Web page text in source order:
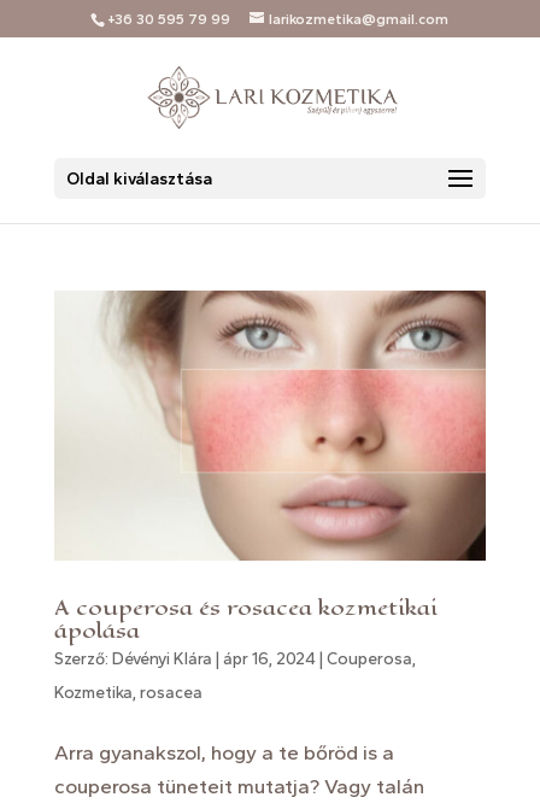
+36 30 595 79 99 larikozmetika@gmail.com
Oldal kiválasztása
A couperosa és rosacea kozmetikai
ápolása
Szerző: Dévényi Klára | ápr 16, 2024| Couperosa,
Kozmetika, rosacea
Arra gyanakszol, hogy a te bőröd is a
couperosa tüneteit mutatja? Vagy talán